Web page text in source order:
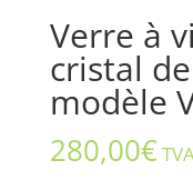
Verre à
cristal
modèle
280,00€